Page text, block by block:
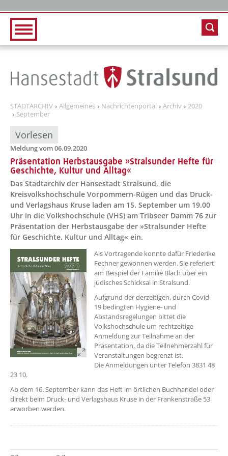
STADTARCHIV Allgemeines Nachrichtenportal Archiv
2020
September
Vorlesen
Meldung vom 06.09.2020
Präsentation Herbstausgabe »Stralsunder Hefte für
Geschichte, Kultur und Alltag«
Das Stadtarchiv der Hansestadt Stralsund, die
Kreisvolkshochschule Vorpommern-Rügen und das Druck-
und Verlagshaus Kruse laden am 15. September um 19.00
Uhr in die Volkshochschule (VHS) am Tribseer Damm 76 zur
Präsentation der Herbstausgabe der »Stralsunder Hefte
für Geschichte, Kultur und Alltag« ein.
Als Vortragende konnte dafür Friederike
Fechner gewonnen werden. Sie referiert
am Beispiel der Familie Blach über ein
jüdisches Schicksal in Stralsund.
Aufgrund der derzeitigen, durch Covid-
19 bedingten Hygiene- und
Abstandsregelungen bittet die
Volkshochschule um rechtzeitige
Anmeldung zur Teilnahme an der
Präsentation, da die Teilnehmerzahl für
Veranstaltungen begrenzt ist.
Die Anmeldungen unter Telefon 3831 48
23 10.
Ab dem 16. September kann das Heft im örtlichen Buchhandel oder
direkt beim Druck- und Verlagshaus Kruse in der Frankenstraße 53
erworben werden.